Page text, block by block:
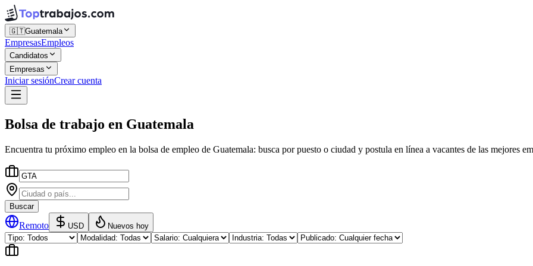
🇬🇹Guatemala
EmpresasEmpleos
Candidatos
Empresas
Iniciar sesiónCrear cuenta
Bolsa de trabajo en Guatemala
Encuentra tu próximo empleo en la bolsa de empleo de Guatemala: busca por puesto o ciudad y postula en línea a vacantes de las mejores
Buscar
Remoto USD Nuevos hoy